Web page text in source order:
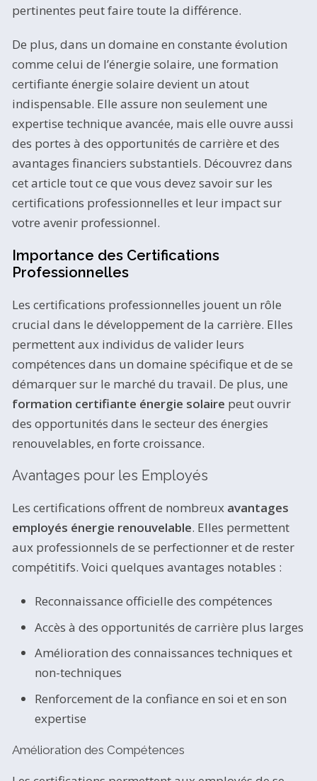
pertinentes peut faire toute la différence.
De plus, dans un domaine en constante évolution
comme celui de l’énergie solaire, une formation
certifiante énergie solaire devient un atout
indispensable. Elle assure non seulement une
expertise technique avancée, mais elle ouvre aussi
des portes à des opportunités de carrière et des
avantages financiers substantiels. Découvrez dans
cet article tout ce que vous devez savoir sur les
certifications professionnelles et leur impact sur
votre avenir professionnel.
Importance des Certifications
Professionnelles
Les certifications professionnelles jouent un rôle
crucial dans le développement de la carrière. Elles
permettent aux individus de valider leurs
compétences dans un domaine spécifique et de se
démarquer sur le marché du travail. De plus, une
formation certifiante énergie solaire peut ouvrir
des opportunités dans le secteur des énergies
renouvelables, en forte croissance.
Avantages pour les Employés
Les certifications offrent de nombreux avantages
employés énergie renouvelable. Elles permettent
aux professionnels de se perfectionner et de rester
compétitifs. Voici quelques avantages notables :
Reconnaissance officielle des compétences
Accès à des opportunités de carrière plus larges
Amélioration des connaissances techniques et
non-techniques
Renforcement de la confiance en soi et en son
expertise
Amélioration des Compétences